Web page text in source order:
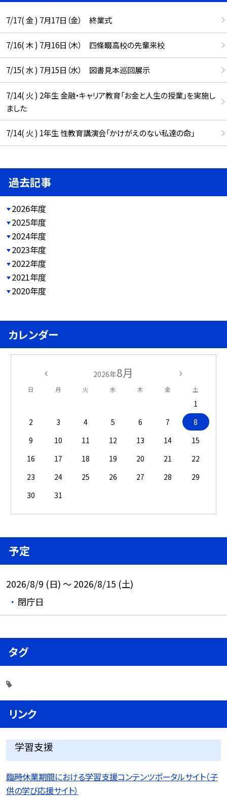
7/17( 金 ) 7月17日（金） 終業式
7/16( 木 ) 7月16日（木） 四條畷高校の先輩来校
7/15( 水 ) 7月15日（水） 図書見本巡回展示
7/14( 火 ) 2年生 金融・キャリア教育「お金と人生の授業」を実施し
ました
7/14( 火 ) 1年生 性教育講演会「かけがえのない私達の命」
過去記事
2026年度
2025年度
2024年度
2023年度
2022年度
2021年度
2020年度
カレンダー
2026年8月
日 月 火 水 木 金 土
1
2
3 4 5 6 7
8
9
10 11 12 13 14
15
16
17 18 19 20 21
22
23
24 25 26 27 28
29
30
31
予定
2026/8/9 (日) ～ 2026/8/15 (土)
閉庁日
タグ
リンク
学習支援
臨時休業期間における学習支援コンテンツポータルサイト（子
供の学び応援サイト）